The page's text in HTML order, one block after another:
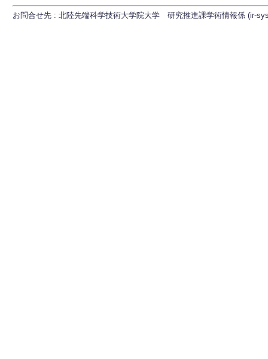
お問合せ先 : 北陸先端科学技術大学院大学 研究推進課学術情報係 (ir-